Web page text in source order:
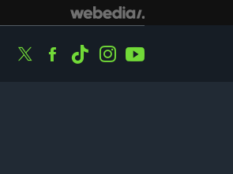
TwitterFacebook
TiktokInstagram